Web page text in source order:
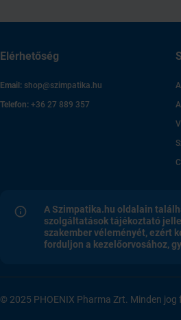
készítményt is szed (lásd
vagy glükóz‑galaktóz
kapcsán súlyos bőrreakciók
nemi szerveken kialakuló
alkalmazását, és azonnal
kezelőorvosát vagy gyógyszerészét a
együttadása kerülendő a
mert azok az ambroxol által
egyidejű bevétele étellel és itallal
Elérhetőség
Email: shop@szimpatika.hu
Telefon: +36 27 889 357
A Szimpatika.hu oldalain
szolgáltatások tájékoztató
szakember véleményét, ezért
forduljon a kezelőorvosához,
© 2025 PHOENIX Pharma Zrt. Minden jog